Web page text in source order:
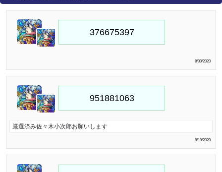
8/30/2020
厳選済み佐々木小次郎お願いします
8/19/2020